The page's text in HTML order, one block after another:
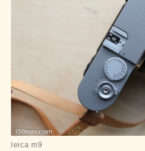
leica m9